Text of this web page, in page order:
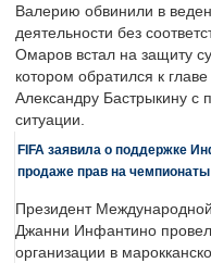
Валерию обвинили в
деятельности без
Омаров встал на защиту
котором обратился к
Александру Бастрыкину с
ситуации.
FIFA заявила о поддержке
продаже прав на
Президент
Джанни Инфантино
организации в